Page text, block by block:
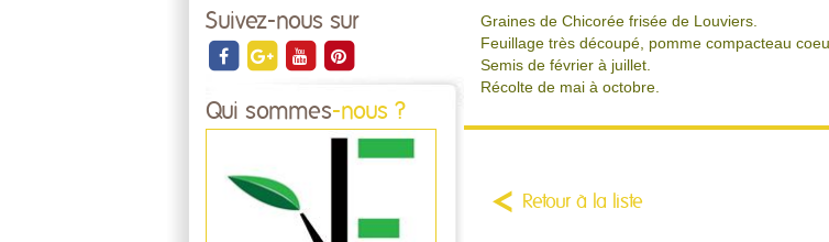
Suivez-nous sur
Qui sommes-nous ?
Graines de Chicorée frisée de Louviers.
Feuillage très découpé, pomme compacteau
Semis de février à juillet.
Récolte de mai à octobre.
Retour à la liste